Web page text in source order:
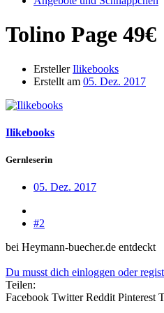
Tolino Page 49€
Ersteller Ilikebooks
Erstellt am 05. Dez. 2017
Ilikebooks
Gernleserin
05. Dez. 2017
#2
bei Heymann-buecher.de entdeckt
Du musst dich einloggen oder
Teilen:
Facebook Twitter Reddit Pinterest